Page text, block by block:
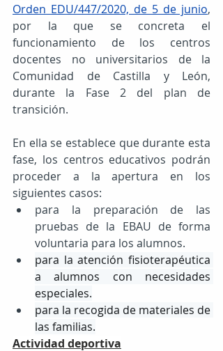
Orden EDU/447/2020, de 5 de junio,
por la que se concreta el
funcionamiento de los centros
docentes no universitarios de la
Comunidad de Castilla y León,
durante la Fase 2 del plan de
transición.
En ella se establece que durante esta
fase, los centros educativos podrán
proceder a la apertura en los
siguientes casos:
para la preparación de las
pruebas de la EBAU de forma
voluntaria para los alumnos.
para la atención fisioterapéutica
a alumnos con necesidades
especiales.
para la recogida de materiales de
las familias.
Actividad deportiva